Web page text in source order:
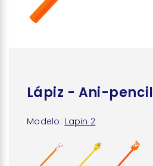
Lápiz - Ani-pencil
Modelo: Lapin 2